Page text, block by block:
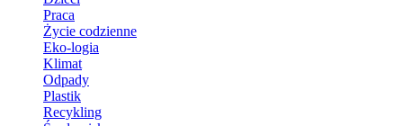
Praca
Życie codzienne
Eko-logia
Klimat
Odpady
Plastik
Recykling